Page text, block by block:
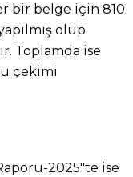
bir belge için 810
olup
Toplamda ise
çekimi
2025"te ise